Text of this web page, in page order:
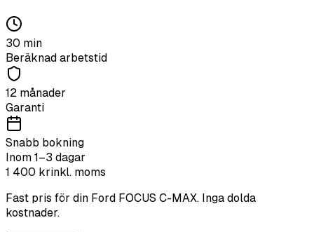
30 min
Beräknad arbetstid
12 månader
Garanti
Snabb bokning
Inom 1–3 dagar
1 400 krinkl. moms
Fast pris för din Ford FOCUS C-MAX. Inga dolda
kostnader.